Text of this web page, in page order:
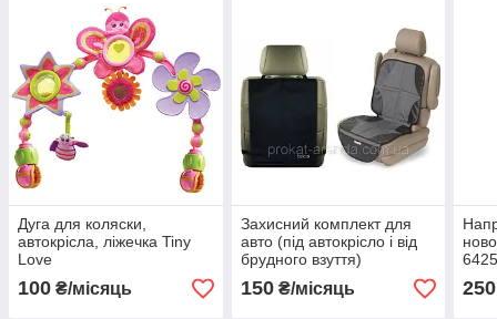
Дуга для коляски,
автокрісла, ліжечка Tiny
Love
100 ₴/місяць
Захисний комплект для
авто (під автокрісло і від
брудного взуття)
150₴/місяць 250